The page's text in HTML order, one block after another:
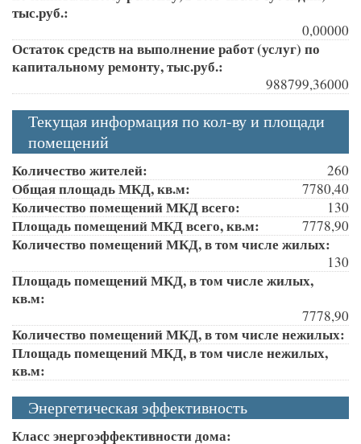
тыс.руб.:
0,00000
Остаток средств на выполнение работ (услуг) по
капитальному ремонту, тыс.руб.:
988799,36000
Текущая информация по кол-ву и площади
помещений
Количество жителей: 260
Общая площадь МКД, кв.м: 7780,40
Количество помещений МКД всего: 130
Площадь помещений МКД всего, кв.м: 7778,90
Количество помещений МКД, в том числе жилых:
130
Площадь помещений МКД, в том числе жилых,
кв.м:
7778,90
Количество помещений МКД, в том числе нежилых:
Площадь помещений МКД, в том числе нежилых,
кв.м:
Энергетическая эффективность
Класс энергоэффективности дома: